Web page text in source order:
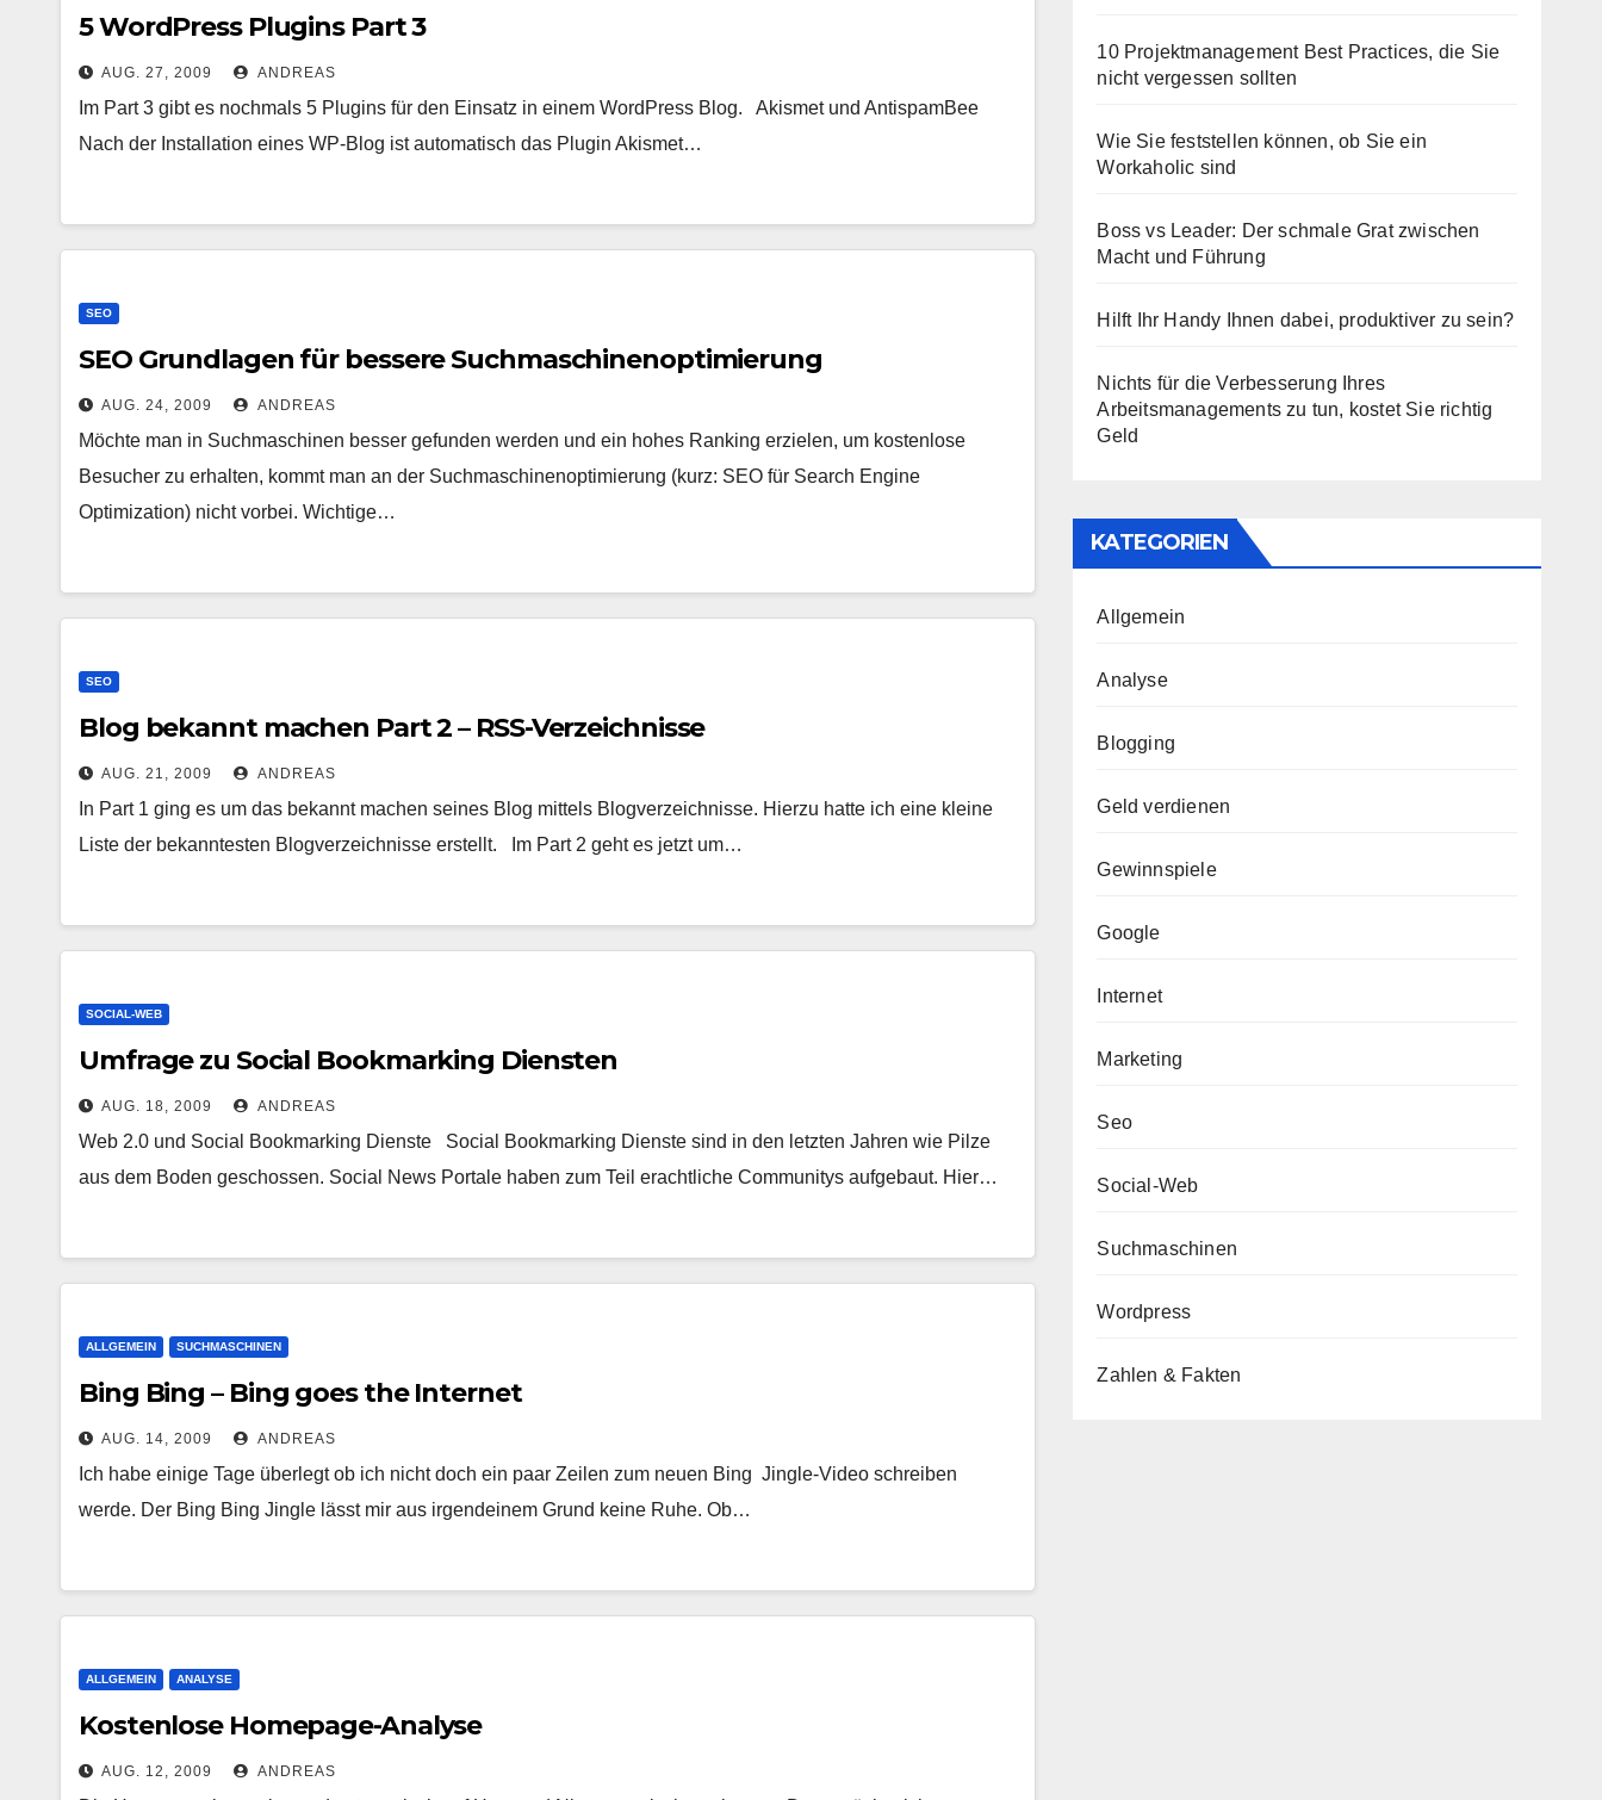
5 WordPress Plugins Part 3
AUG. 27, 2009 ANDREAS
Im Part 3 gibt es nochmals 5 Plugins für den Einsatz in einem WordPress Blog. Akismet und AntispamBee
Nach der Installation eines WP-Blog ist automatisch das Plugin Akismet…
SEO
SEO Grundlagen für bessere Suchmaschinenoptimierung
AUG. 24, 2009 ANDREAS
Möchte man in Suchmaschinen besser gefunden werden und ein hohes Ranking erzielen, um kostenlose
Besucher zu erhalten, kommt man an der Suchmaschinenoptimierung (kurz: SEO für Search Engine
Optimization) nicht vorbei. Wichtige…
SEO
Blog bekannt machen Part 2 – RSS-Verzeichnisse
AUG. 21, 2009 ANDREAS
In Part 1 ging es um das bekannt machen seines Blog mittels Blogverzeichnisse. Hierzu hatte ich eine kleine
Liste der bekanntesten Blogverzeichnisse erstellt. Im Part 2 geht es jetzt um…
SOCIAL-WEB
Umfrage zu Social Bookmarking Diensten
AUG. 18, 2009 ANDREAS
Web 2.0 und Social Bookmarking Dienste Social Bookmarking Dienste sind in den letzten Jahren wie Pilze
aus dem Boden geschossen. Social News Portale haben zum Teil erachtliche Communitys aufgebaut. Hier…
ALLGEMEIN SUCHMASCHINEN
Bing Bing – Bing goes the Internet
AUG. 14, 2009 ANDREAS
Ich habe einige Tage überlegt ob ich nicht doch ein paar Zeilen zum neuen Bing Jingle-Video schreiben
werde. Der Bing Bing Jingle lässt mir aus irgendeinem Grund keine Ruhe. Ob…
ALLGEMEIN ANALYSE
Kostenlose Homepage-Analyse
AUG. 12, 2009 ANDREAS
10 Projektmanagement Best Practices, die Sie
nicht vergessen sollten
Wie Sie feststellen können, ob Sie ein
Workaholic sind
Boss vs Leader: Der schmale Grat zwischen
Macht und Führung
Hilft Ihr Handy Ihnen dabei, produktiver zu sein?
Nichts für die Verbesserung Ihres
Arbeitsmanagements zu tun, kostet Sie richtig
Geld
KATEGORIEN
Allgemein
Analyse
Blogging
Geld verdienen
Gewinnspiele
Google
Internet
Marketing
Seo
Social-Web
Suchmaschinen
Wordpress
Zahlen & Fakten